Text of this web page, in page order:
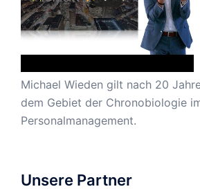
Michael Wieden gilt nach 20
dem Gebiet der Chronobiologie
Personalmanagement.
Unsere Partner